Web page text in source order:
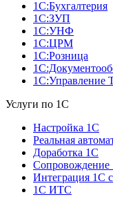
1С:Бухгалтерия
1С:ЗУП
1С:УНФ
1С:ЦРМ
1С:Розница
1С:Управление
Услуги по 1С
Настройка 1С
Реальная
Доработка 1С
Сопровождение
Интеграция 1С
1С ИТС